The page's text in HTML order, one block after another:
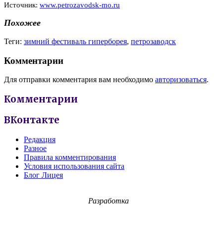
Источник: www.petrozavodsk-mo.ru
Похожее
Теги: зимний фестиваль гиперборея, петрозаводск
Комментарии
Для отправки комментария вам необходимо авторизоваться.
Комментарии
ВКонтакте
Редакция
Разное
Правила комментирования
Условия использования сайта
Блог Лицея
Разработка